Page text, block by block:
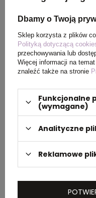
Wymiary
produktu
Waga
produktu (g)
Materiał
Kolor
Dbamy o Twoją
Sklep korzysta z plików
Polityką dotyczącą
przechowywania lub
Więcej informacji na
znaleźć także na stronie
Funkcjonalne
(wymagane)
Analityczne
Reklamowe